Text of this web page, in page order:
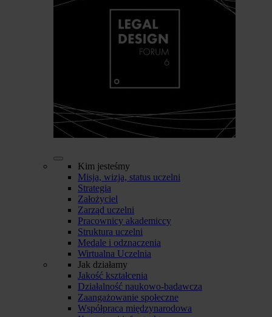
Kim jesteśmy
Misja, wizja, status uczelni
Strategia
Założyciel
Zarząd uczelni
Pracownicy akademiccy
Struktura uczelni
Medale i odznaczenia
Wirtualna Uczelnia
Jak działamy
Jakość kształcenia
Działalność naukowo-badawcza
Zaangażowanie społeczne
Współpraca międzynarodowa